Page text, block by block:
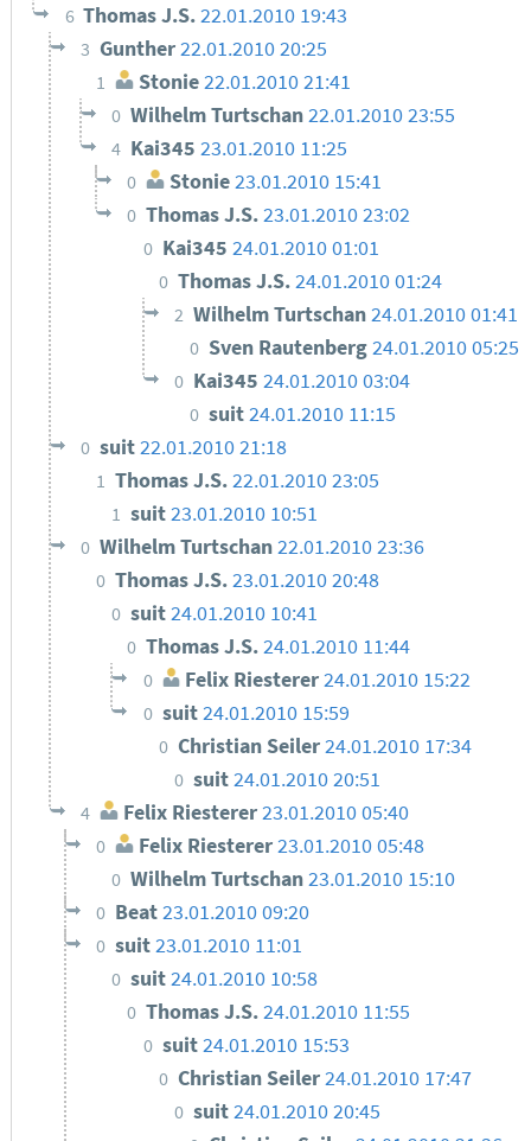
6 Thomas J.S.22.01.2010 19:43
3 Gunther22.01.2010 20:25
1 Stonie22.01.2010 21:41
0 Wilhelm Turtschan22.01.2010 23:55
4 Kai34523.01.2010 11:25
0 Stonie23.01.2010 15:41
0 Thomas J.S.23.01.2010 23:02
0 Kai345 24.01.2010 01:01
0 Thomas J.S.24.01.2010 01:24
2 Wilhelm Turtschan24.01.2010 01:41
0 Sven Rautenberg24.01.2010 05:25
0 Kai345 24.01.2010 03:04
0 suit24.01.2010 11:15
0 suit22.01.2010 21:18
1 Thomas J.S.22.01.2010 23:05
1 suit23.01.2010 10:51
0 Wilhelm Turtschan22.01.2010 23:36
0 Thomas J.S.23.01.2010 20:48
0 suit24.01.2010 10:41
0 Thomas J.S.24.01.2010 11:44
0 Felix Riesterer24.01.2010 15:22
0 suit24.01.2010 15:59
0 Christian Seiler24.01.2010 17:34
0 suit24.01.2010 20:51
4 Felix Riesterer 23.01.2010 05:40
0 Felix Riesterer23.01.2010 05:48
0 Wilhelm Turtschan23.01.2010 15:10
0 Beat23.01.2010 09:20
0 suit23.01.2010 11:01
0 suit24.01.2010 10:58
0 Thomas J.S.24.01.2010 11:55
0 suit24.01.2010 15:53
0 Christian Seiler24.01.2010 17:47
0 suit24.01.2010 20:45